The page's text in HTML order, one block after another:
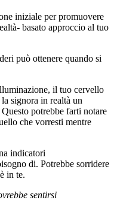
iniziale per promuovere
basato approccio al tuo
può ottenere quando si
il tuo cervello
signora in realtà un
potrebbe farti notare
che vorresti mentre
indicatori
di. Potrebbe sorridere
in te.
sentirsi